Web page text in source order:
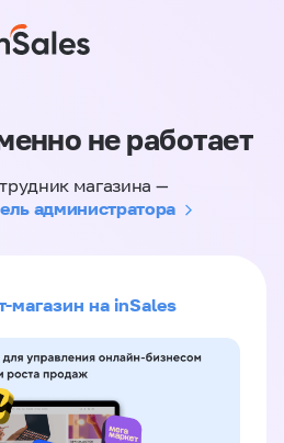
не работает
магазина —
администратора
магазин на inSales